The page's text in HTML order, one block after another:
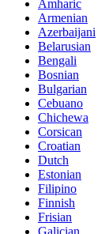
Amharic
Armenian
Azerbaijani
Belarusian
Bengali
Bosnian
Bulgarian
Cebuano
Chichewa
Corsican
Croatian
Dutch
Estonian
Filipino
Finnish
Frisian
Galician